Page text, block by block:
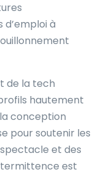
à
de la tech
hautement
conception
pour soutenir les
et des
est